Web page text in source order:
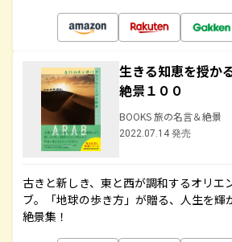
生きる知恵を授か
絶景１００
BOOKS 旅の名言＆絶景
2022.07.14 発売
古きと新しき、東と西が調和するオリエ
ブ。「地球の歩き方」が贈る、人生を輝
絶景集！